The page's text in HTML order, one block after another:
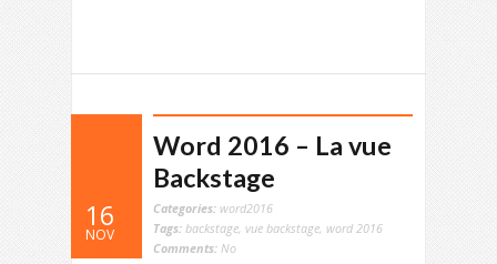
16
NOV
Word 2016 – La vue
Backstage
Categories: word2016
Tags: backstage vue backstage word 2016
Comments: No